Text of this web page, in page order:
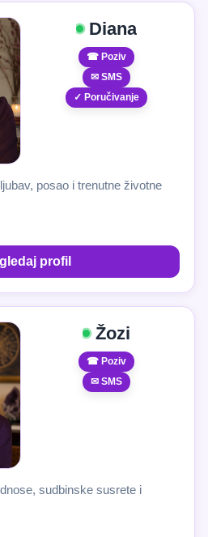
Diana
☎ Poziv
✉ SMS
✓ Poručivanje
posao i trenutne životne
profil
Žozi
☎ Poziv
✉ SMS
sudbinske susrete i